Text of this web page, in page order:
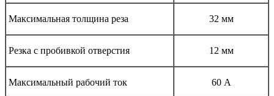
Максимальная толщина реза 32 мм
Резка с пробивкой отверстия 12 мм
Максимальный рабочий ток 60 А